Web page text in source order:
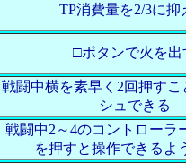
TP消費量を2/3に抑
□ボタンで火を出
戦闘中横を素早く2回押すこ
シュできる
戦闘中2～4のコントローラ
を押すと操作できるよ